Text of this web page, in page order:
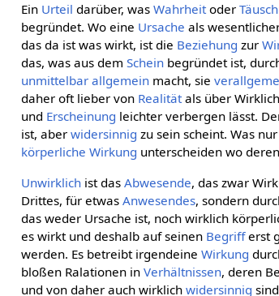
Ein Urteil darüber, wasWahrheitoder
begründet. Wo eine Ursache als
das da ist was wirkt, ist die Beziehung zur
das, was aus demSchein begründet ist,
unmittelbar allgemein macht, sie
daher oft lieber von Realitätals über
und Erscheinung leichter verbergen lässt.
ist, aberwidersinnig zu sein scheint. Was
körperliche Wirkung unterscheiden wo deren
Unwirklich ist dasAbwesende, das zwar
Drittes, für etwasAnwesendes, sondern
das weder Ursache ist, noch wirklich
es wirkt und deshalb auf seinen Begrifferst
werden. Es betreibt irgendeineWirkung
bloßen Ralationen inVerhältnissen, deren
und von daher auch wirklichwidersinnig